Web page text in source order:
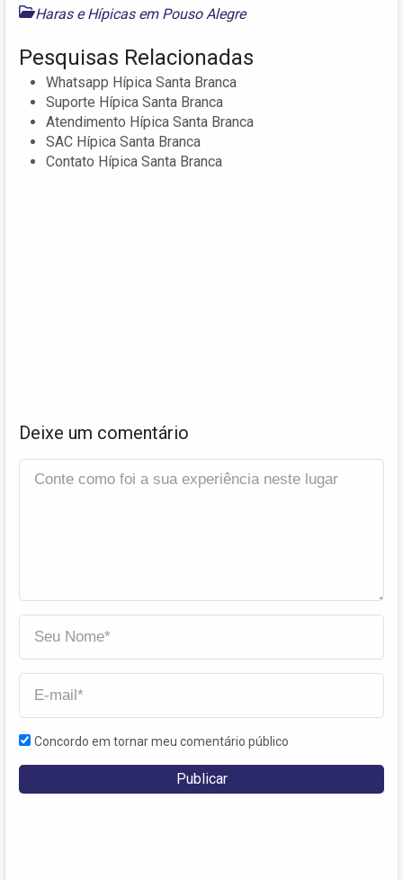
Haras e Hípicas em Pouso Alegre
Pesquisas Relacionadas
Whatsapp Hípica Santa Branca
Suporte Hípica Santa Branca
Atendimento Hípica Santa Branca
SAC Hípica Santa Branca
Contato Hípica Santa Branca
Deixe um comentário
Concordo em tornar meu comentário público